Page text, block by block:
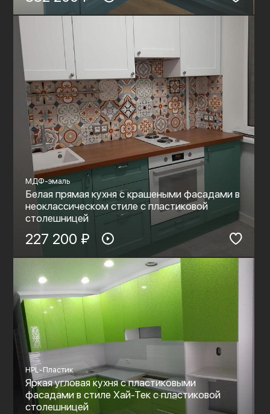
МДФ-эмаль
Белая прямая кухня с крашеными фасадами в
неоклассическом стиле с пластиковой
столешницей
227 200 ₽
HPL-Пластик
Яркая угловая кухня с пластиковыми
фасадами в стиле Хай-Тек с пластиковой
столешницей